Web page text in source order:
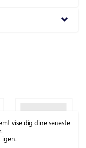
keyboard_arrow_down
vise dig dine seneste
igen.